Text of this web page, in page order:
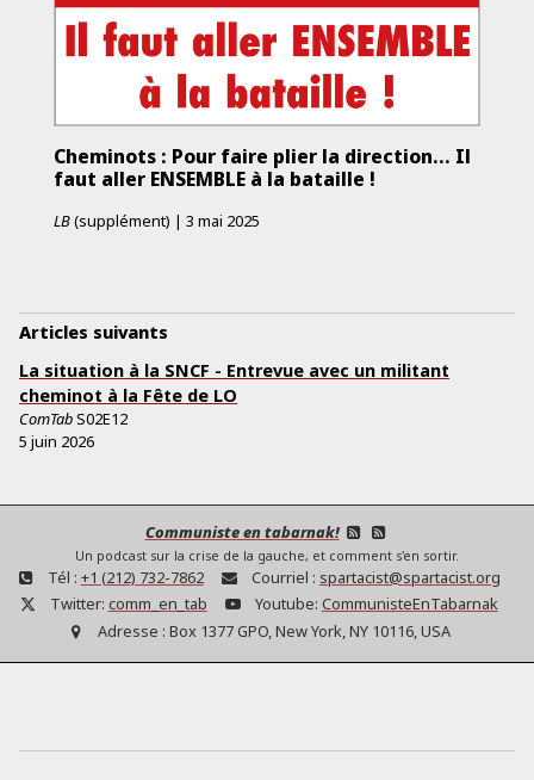
Cheminots : Pour faire plier la direction... Il
faut aller ENSEMBLE à la bataille !
LB(supplément) | 3 mai 2025
Articles suivants
La situation à la SNCF - Entrevue avec un militant
cheminot à la Fête de LO
ComTabS02E12
5 juin 2026
Communiste en tabarnak!
Un podcast sur la crise de la gauche, et comment s'en sortir.
Tél : +1 (212) 732-7862 Courriel : spartacist@spartacist.org
Twitter: comm_en_tab Youtube: CommunisteEnTabarnak
Adresse : Box 1377 GPO, New York, NY 10116, USA